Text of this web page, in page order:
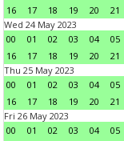
16
17 18 19 20 21
Wed 24 May 2023
00
01 02 03 04 05
16
17 18 19 20 21
Thu 25 May 2023
00
01 02 03 04 05
16
17 18 19 20 21
Fri 26 May 2023
00
01 02 03 04 05